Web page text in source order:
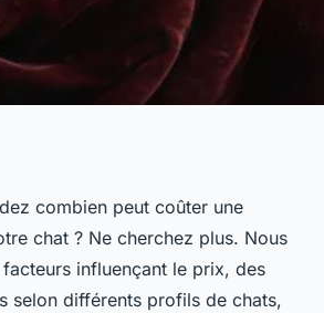
coût d'une
chat ?
les prix !
combien peut coûter une
chat ? Ne cherchez plus. Nous
influençant le prix, des
selon différents profils de chats,